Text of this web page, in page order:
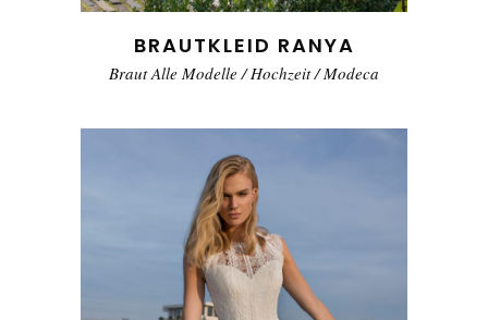
BRAUTKLEID RANYA
Braut Alle Modelle /Hochzeit/Modeca